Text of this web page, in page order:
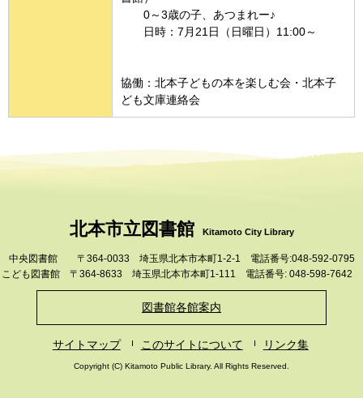
0～3歳の子、あつまれー♪
日時：7月21日（日曜日）11:00～
協働：北本子どもの本を楽しむ会・北本子
ども文庫連絡会
北本市立図書館 Kitamoto City Library
中央図書館 〒364-0033 埼玉県北本市本町1-2-1 電話番号:048-592-0795
こども図書館 〒364-8633 埼玉県北本市本町1-111 電話番号: 048-598-7642
図書館各館案内
サイトマップ このサイトについて リンク集
Copyright (C) Kitamoto Public Library. All Rights Reserved.